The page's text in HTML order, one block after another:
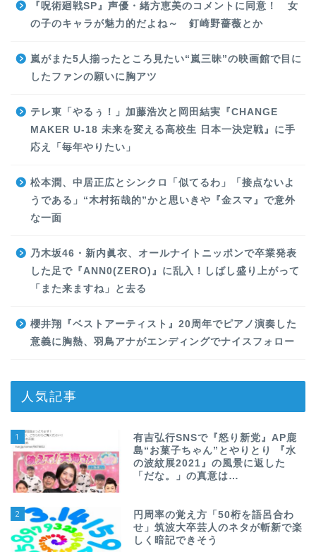
『呪術廻戦SP』声優・緒方恵美のコメントに同意！ 女
の子のキャラが魅力的だよね～ 釘崎野薔薇とか
嵐がまた5人揃ったところ見たい“嵐三昧”の映画館で目に
したファンの願いに胸アツ
テレ東「やるぅ！」加藤浩次と岡田結実『CHANGE
MAKER U-18 未来を変える高校生 日本一決定戦』に手
応え「毎年やりたい」
松本潤、中居正広とシンクロ「似てるわ」「接点ないよ
うである」“木村拓哉的”かと思いきや『金スマ』で意外
な一面
乃木坂46・新内眞衣、オールナイトニッポンで卒業発表
した足で『ANN0(ZERO)』に乱入！しばし盛り上がって
「また来ますね」と去る
櫻井翔『ベストアーティスト』20周年でピアノ演奏した
意義に胸熱、羽鳥アナがエンディングでナイスフォロー
人気記事
1
有吉弘行SNSで『怒り新党』AP鹿
島“お菓子ちゃん”とやりとり 『水
の波紋展2021』の風景に返した
「だな。」の真意は…
2
円周率の覚え方「50桁を語呂合わ
せ」筑波大卒芸人のネタが斬新で楽
しく暗記できそう